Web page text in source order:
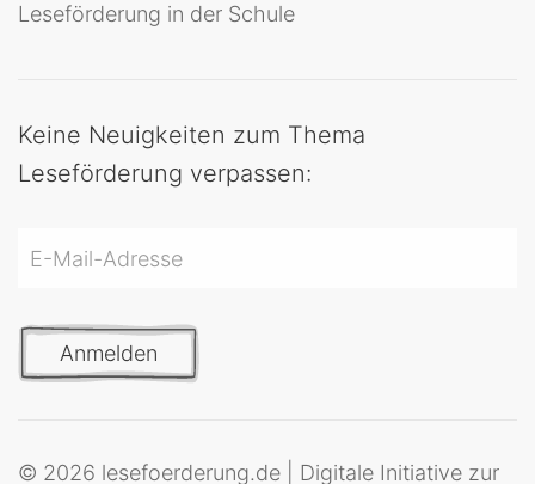
Leseförderung in der Schule
Keine Neuigkeiten zum Thema
Leseförderung verpassen:
Anmelden
© 2026 lesefoerderung.de | Digitale Initiative zur